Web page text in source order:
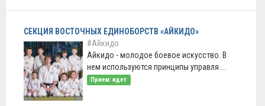
СЕКЦИЯ ВОСТОЧНЫХ ЕДИНОБОРСТВ «АЙКИДО»
#Айкидо
Айкидо - молодое боевое искусство. В
нем используются принципы управля ...
Прием: идет